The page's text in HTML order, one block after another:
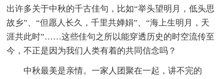
出许多关于中秋的千古佳句，比如“举头望明月，低头思
故乡”、“但愿人长久，千里共婵娟”、“海上生明月，天
涯共此时”……这些佳句之所以能穿透历史的时空流传至
今，不正是因为我们人类有着的共同信念吗？
中秋最美是亲情。一家人团聚在一起，讲不完的